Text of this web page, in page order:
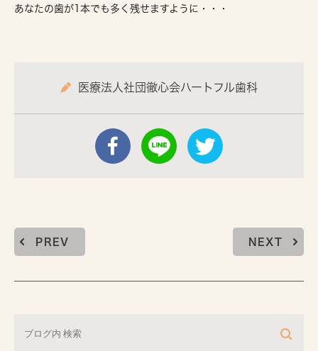
あなたの歯が1本でも多く残せますように・・・
医療法人社団徹心会ハートフル歯科
PREV NEXT